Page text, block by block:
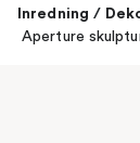
Inredning /
Aperture